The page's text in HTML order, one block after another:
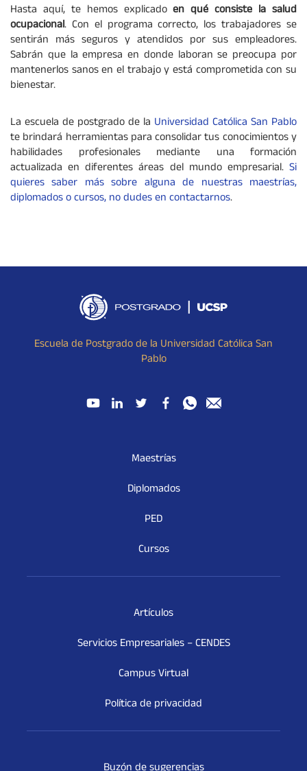
Hasta aquí, te hemos explicadoen qué consiste la salud
ocupacional. Con el programa correcto, los trabajadores se
sentirán más seguros y atendidos por sus empleadores.
Sabrán que la empresa en donde laboran se preocupa por
mantenerlos sanos en el trabajo y está comprometida con su
bienestar.
La escuela de postgrado de la Universidad Católica San Pablo
te brindará herramientas para consolidar tus conocimientos y
habilidades profesionales mediante una formación
actualizada en diferentes áreas del mundo empresarial. Si
quieres saber más sobre alguna de nuestras maestrías,
diplomados o cursos, no dudes en contactarnos.
Escuela de Postgrado de la Universidad Católica San
Pablo
Maestrías
Diplomados
PED
Cursos
Artículos
Servicios Empresariales – CENDES
Campus Virtual
Política de privacidad